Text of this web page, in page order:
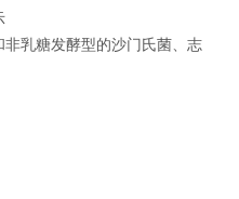
乳糖发酵型的沙门氏菌、志